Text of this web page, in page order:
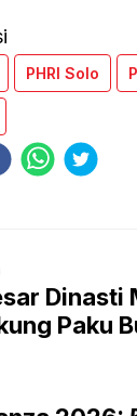
PHRI Solo
Dinasti
Paku